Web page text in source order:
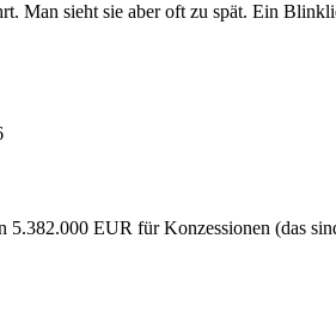
Man sieht sie aber oft zu spät. Ein
EUR für Konzessionen (das